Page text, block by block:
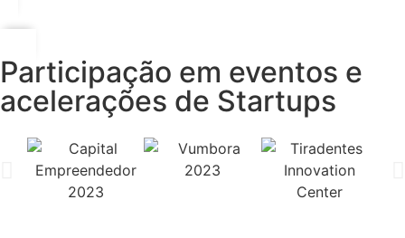
Participação em eventos e
acelerações de Startups